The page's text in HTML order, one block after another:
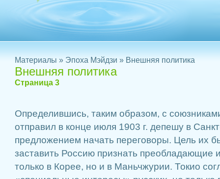
Материалы » Эпоха Мэйдзи » Внешняя политика
Внешняя политика
Страница 3
Определившись, таким образом, с
отправил в конце июля 1903 г. депешу в
предложением начать переговоры. Цель их
заставить Россию признать преобладающие
только в Корее, но и в Маньчжурии. Токио